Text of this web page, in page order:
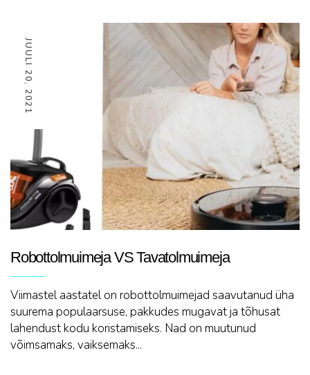
JUULI 20, 2021
Robottolmuimeja VS Tavatolmuimeja
Viimastel aastatel on robottolmuimejad saavutanud üha
suurema populaarsuse, pakkudes mugavat ja tõhusat
lahendust kodu koristamiseks. Nad on muutunud
võimsamaks, vaiksemaks...